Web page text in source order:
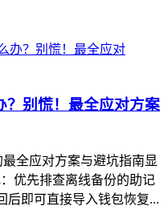
？别慌！最全应对方案
全应对方案与避坑指南显
优先排查离线备份的助记
后即可直接导入钱包恢复...